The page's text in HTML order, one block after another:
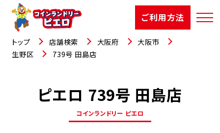
ご利用方法
店舗検索
選ばれる理由
トップ 店舗検索 大阪府
大阪市
生野区
739号 田島店
ピエロ 739号 田島店
コインランドリー ピエロ